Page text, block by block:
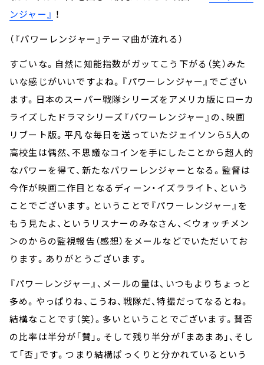
ンジャー』 ！
（『パワーレンジャー』テーマ曲が流れる）
すごいな。自然に知能指数がガッてこう下がる（笑）みた
いな感じがいいですよね。『パワーレンジャー』でござい
ます。日本のスーパー戦隊シリーズをアメリカ版にローカ
ライズしたドラマシリーズ『パワーレンジャー』の、映画
リブート版。平凡な毎日を送っていたジェイソンら5人の
高校生は偶然、不思議なコインを手にしたことから超人的
なパワーを得て、新たなパワーレンジャーとなる。監督は
今作が映画二作目となるディーン・イズラライト、という
ことでございます。ということで『パワーレンジャー』を
もう見たよ、というリスナーのみなさん、＜ウォッチメン
＞のからの監視報告（感想）をメールなどでいただいてお
ります。ありがとうございます。
『パワーレンジャー』、メールの量は、いつもよりちょっと
多め。やっぱりね、こうね、戦隊だ、特撮だってなるとね。
結構なことです（笑）。多いということでございます。賛否
の比率は半分が「賛」。そして残り半分が「まあまあ」、そし
て「否」です。つまり結構ぱっくりと分かれているという